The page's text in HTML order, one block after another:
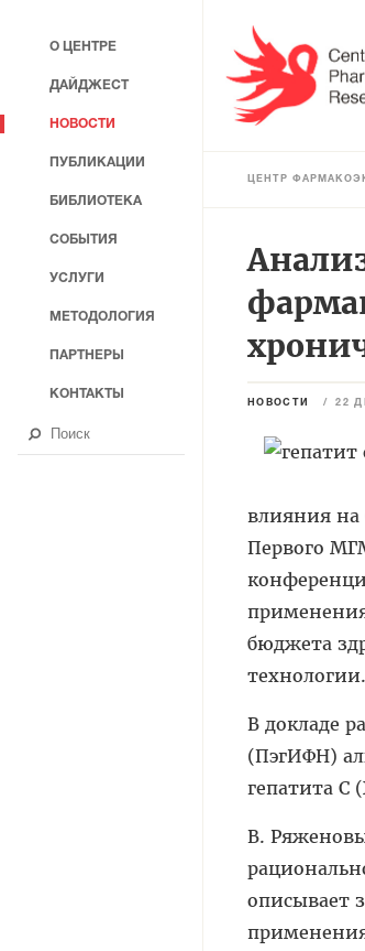
ЦЕНТР
НОВОСТИ / 22
влияния на
Первого
бюджета
технологии.
В докладе
(ПэгИФН)
гепатита С
В.
описывает
О ЦЕНТРЕ
ДАЙДЖЕСТ
НОВОСТИ
ПУБЛИКАЦИИ
БИБЛИОТЕКА
СОБЫТИЯ
УСЛУГИ
МЕТОДОЛОГИЯ
ПАРТНЕРЫ
КОНТАКТЫ